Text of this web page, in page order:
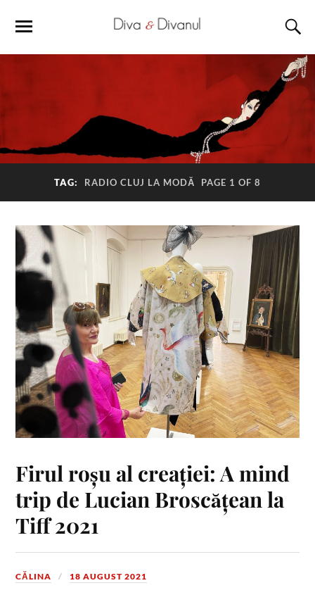
TAG: RADIO CLUJ LA MODĂ PAGE 1 OF 8
Firul roșu al creației: A mind
trip de Lucian Broscățean la
Tiff 2021
CĂLINA 18 AUGUST 2021